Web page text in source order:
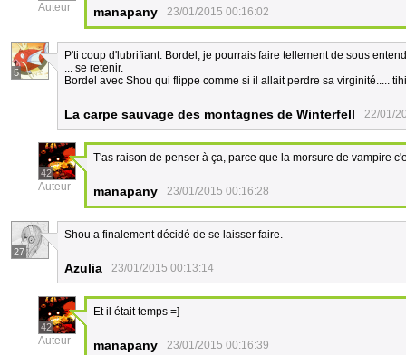
Auteur manapany 23/01/2015 00:16:02
5
P'ti coup d'lubrifiant. Bordel, je pourrais faire tellement de sous
... se retenir.
Bordel avec Shou qui flippe comme si il allait perdre sa virginité.....
La carpe sauvage des montagnes de Winterfell 22/01/
42
Auteur
T'as raison de penser à ça, parce que la morsure de vampire
manapany 23/01/2015 00:16:28
27
Shou a finalement décidé de se laisser faire.
Azulia 23/01/2015 00:13:14
42
Auteur
Et il était temps =]
manapany 23/01/2015 00:16:39